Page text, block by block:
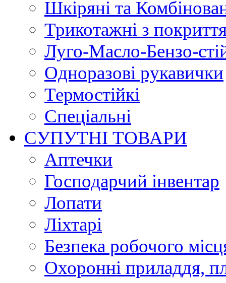
Шкіряні та
Трикотажні з
Луго-Масло-Бензо-
Одноразові рукавички
Термостійкі
Спеціальні
СУПУТНІ ТОВАРИ
Аптечки
Господарчий інвентар
Лопати
Ліхтарі
Безпека робочого
Охоронні приладдя,